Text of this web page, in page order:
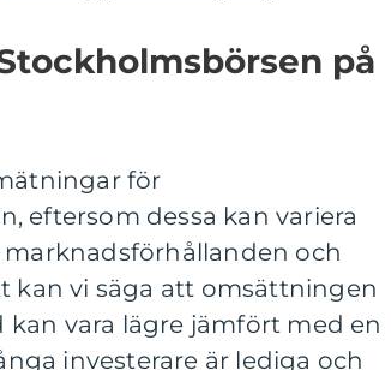
på
för
eftersom dessa kan variera
och
kan vi säga att omsättningen
vara lägre jämfört med en
investerare är lediga och